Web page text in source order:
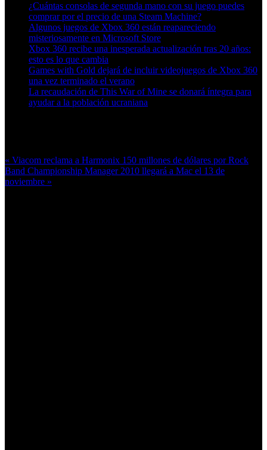
¿Cuántas consolas de segunda mano con su juego puedes
comprar por el precio de una Steam Machine?
Algunos juegos de Xbox 360 están reapareciendo
misteriosamente en Microsoft Store
Xbox 360 recibe una inesperada actualización tras 20 años:
esto es lo que cambia
Games with Gold dejará de incluir videojuegos de Xbox 360
una vez terminado el verano
La recaudación de This War of Mine se donará íntegra para
ayudar a la población ucraniana
« Viacom reclama a Harmonix 150 millones de dólares por Rock
Band Championship Manager 2010 llegará a Mac el 13 de
noviembre »